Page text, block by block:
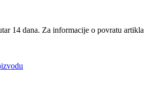
14 dana. Za informacije o povratu artikla